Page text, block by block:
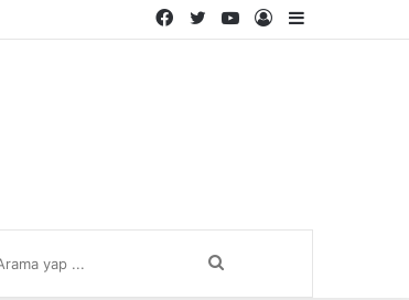
Kenar
Kayıt
YouTube
Twitter
Facebook